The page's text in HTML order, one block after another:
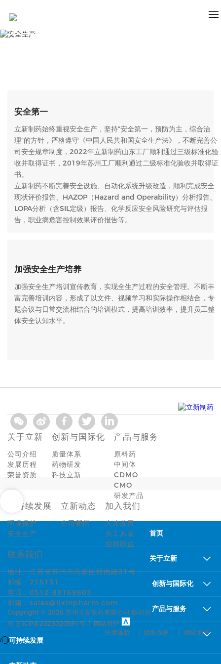
安全生产
安全第一
立新制药始终重视安全生产，坚持“安全第一，预防为主，综合治
理”的方针，严格遵守《中国人民共和国安全生产法》，不断完善公
司安全规章制度，2022年立新制药山东工厂顺利通过三级标准化验
收并取得证书，2019年苏州工厂顺利通过二级标准化验收并取得证
书。
立新制药不断完善安全设施、自动化系统升级改造，顺利完成安全
现状评价报告、HAZOP（Hazard and Operability）分析报告、
LOPA分析（含SIL定级）报告、化学反应安全风险研究与评估报
告，职业病危害控制效果评价报告等。
加强安全生产培养
加强安全生产培训宣传教育，实现全生产过程的安全管理。不断丰
富完善培训内容，形成了以文件、视频学习和实际操作相结合，专
题会议与日常交流相结合的培训模式，提高培训效率，提升员工整
体安全认知水平。
关于立新
公司介绍
发展历程
荣誉资质
创新与国际化
质量体系
药物研发
科技立新
产品与服务
原料药
中间体
CDMO
CMO
研发产品
可持续发展
环境保护
安全生产
立新动态
公司新闻
加入我们
人才发展
员工风采
招聘职位
联系我们
地址：江苏省苏州市高新区塘西路21号
邮编：215151
电话：0512-88169803
邮箱：sales@lixinpharm.com
Copyright © 2026 苏州立新制药有限公司 版权所
有苏ICP备2023020591号-1 网站维护
法律条款
隐私保护 网站地图
首页
关于立新
创新与国际化
产品与服务
可持续发展